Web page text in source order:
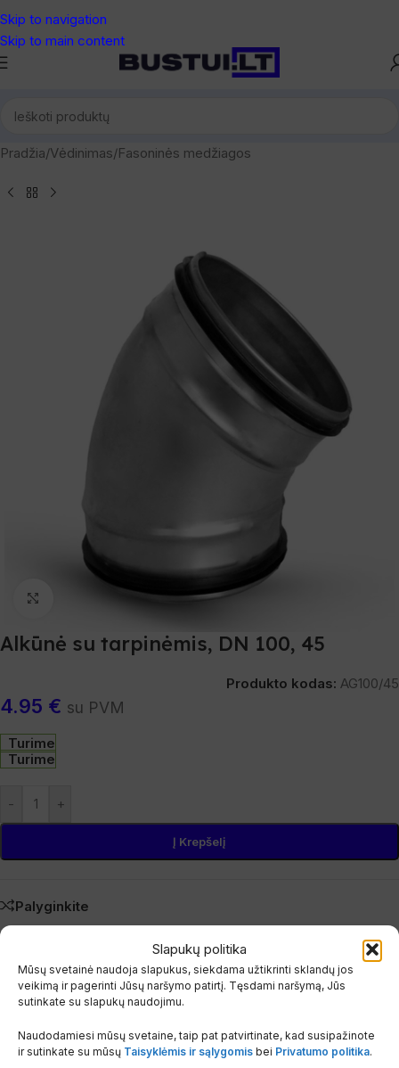
Slapukų politika
Mūsų svetainė naudoja slapukus, siekdama užtikrinti sklandų jos
veikimą ir pagerinti Jūsų naršymo patirtį. Tęsdami naršymą, Jūs
sutinkate su slapukų naudojimu.
Naudodamiesi mūsų svetaine, taip pat patvirtinate, kad susipažinote
ir sutinkate su mūsų Taisyklėmis ir sąlygomis bei Privatumo politika.
Skip to navigation
Skip to main content
Pradžia/Vėdinimas/Fasoninės medžiagos
Spustelėkite, norėdami padidinti
Alkūnė su tarpinėmis, DN 100, 45
Produkto kodas: AG100/45
4.95 € su PVM
Turime
Turime
- +
Į Krepšelį
Palyginkite
Papildoma informacija
GAMINTOJAS Burgerhout